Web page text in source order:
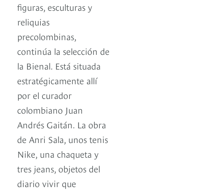
figuras, esculturas y
reliquias
precolombinas,
continúa la selección de
la Bienal. Está situada
estratégicamente allí
por el curador
colombiano Juan
Andrés Gaitán. La obra
de Anri Sala, unos tenis
Nike, una chaqueta y
tres jeans, objetos del
diario vivir que